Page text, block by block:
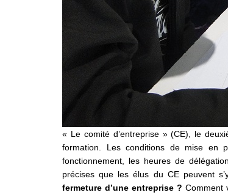
« Le comité d’entreprise » (CE), le
formation. Les conditions de mise en
fonctionnement, les heures de
précises que les élus du CE peuvent
fermeture d’une entreprise ? Comment